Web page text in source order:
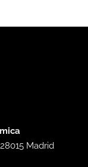
28015 Madrid